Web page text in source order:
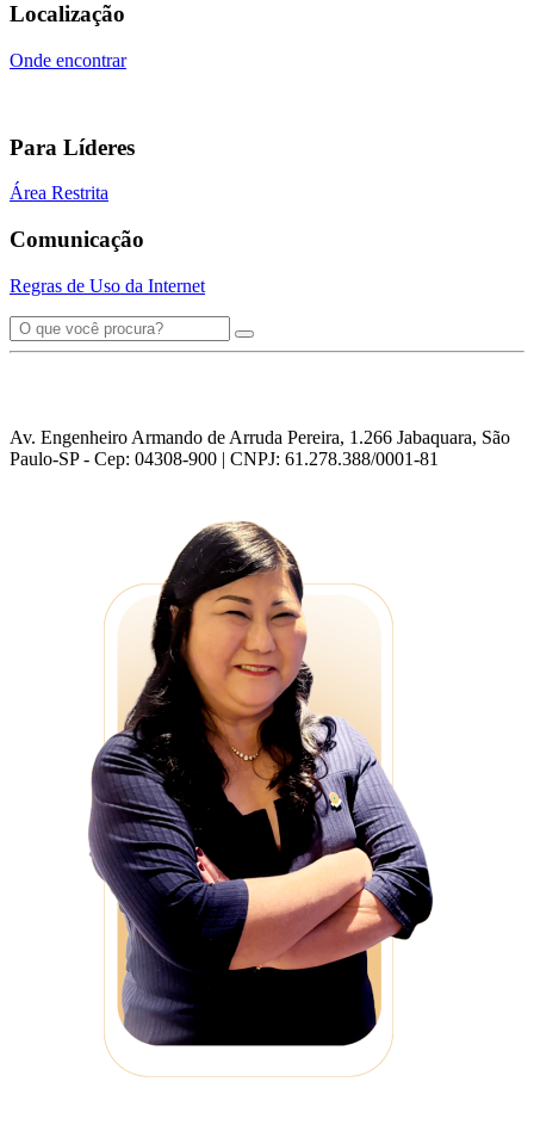
Localização
Onde encontrar
Para Líderes
Área Restrita
Comunicação
Regras de Uso da Internet
Av. Engenheiro Armando de Arruda Pereira, 1.266 Jabaquara, São
Paulo-SP - Cep: 04308-900 | CNPJ: 61.278.388/0001-81